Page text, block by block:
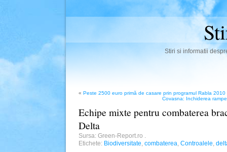
Stiri si informatii
« Peste 2500 euro primă de casare prin programul Rabla 2010
Covasna: Inchiderea
Echipe mixte pentru combaterea
Delta
Sursa: Green-Report.ro
Etichete: Biodiversitate combaterea Controalele